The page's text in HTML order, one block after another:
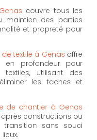
couvre tous les
des parties
et propreté pour
textile à Genas offre
en profondeur pour
utilisant des
les taches et
de chantier à Genas
constructions ou
transition sans souci